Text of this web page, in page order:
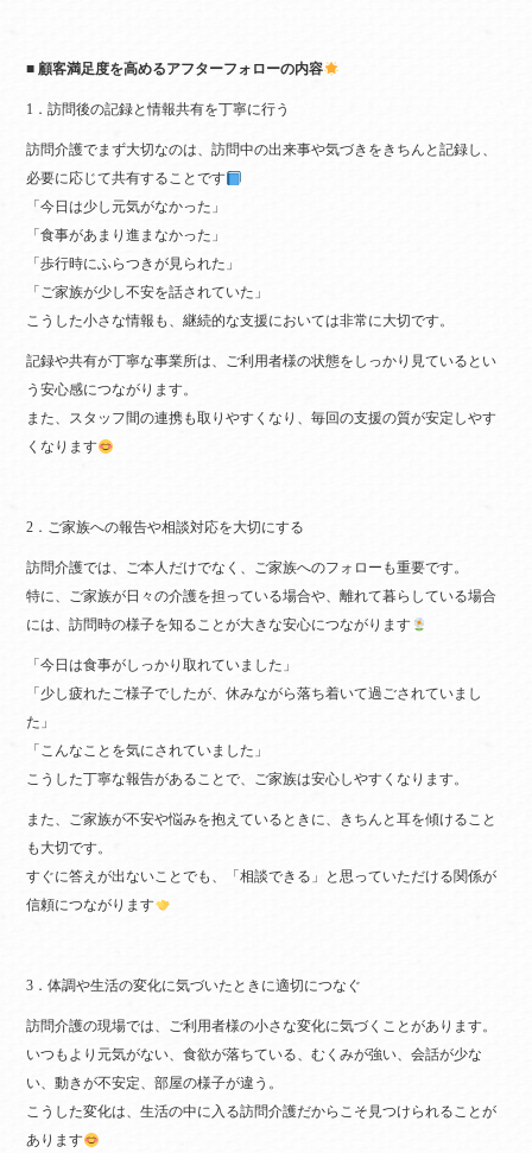
■ 顧客満足度を高めるアフターフォローの内容
1．訪問後の記録と情報共有を丁寧に行う
訪問介護でまず大切なのは、訪問中の出来事や気づきをきちんと記録し、
必要に応じて共有することです
「今日は少し元気がなかった」
「食事があまり進まなかった」
「歩行時にふらつきが見られた」
「ご家族が少し不安を話されていた」
こうした小さな情報も、継続的な支援においては非常に大切です。
記録や共有が丁寧な事業所は、ご利用者様の状態をしっかり見ているとい
う安心感につながります。
また、スタッフ間の連携も取りやすくなり、毎回の支援の質が安定しやす
くなります
2．ご家族への報告や相談対応を大切にする
訪問介護では、ご本人だけでなく、ご家族へのフォローも重要です。
特に、ご家族が日々の介護を担っている場合や、離れて暮らしている場合
には、訪問時の様子を知ることが大きな安心につながります
「今日は食事がしっかり取れていました」
「少し疲れたご様子でしたが、休みながら落ち着いて過ごされていまし
た」
「こんなことを気にされていました」
こうした丁寧な報告があることで、ご家族は安心しやすくなります。
また、ご家族が不安や悩みを抱えているときに、きちんと耳を傾けること
も大切です。
すぐに答えが出ないことでも、「相談できる」と思っていただける関係が
信頼につながります
3．体調や生活の変化に気づいたときに適切につなぐ
訪問介護の現場では、ご利用者様の小さな変化に気づくことがあります。
いつもより元気がない、食欲が落ちている、むくみが強い、会話が少な
い、動きが不安定、部屋の様子が違う。
こうした変化は、生活の中に入る訪問介護だからこそ見つけられることが
あります